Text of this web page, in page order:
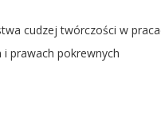
cudzej twórczości w
prawach pokrewnych